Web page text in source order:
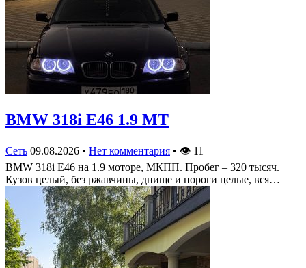
BMW 318i E46 1.9 MT
Сеть 09.08.2026 • Нет комментария • 👁 11
BMW 318i E46 на 1.9 моторе, МКПП. Пробег – 320 тысяч.
Кузов целый, без ржавчины, днище и пороги целые, вся…